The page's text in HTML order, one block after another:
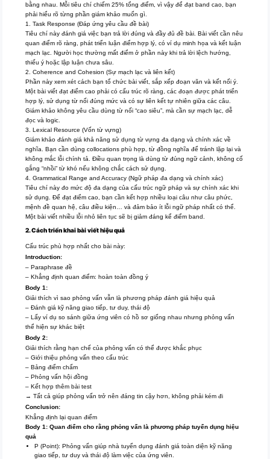
bằng nhau. Mỗi tiêu chí chiếm 25% tổng điểm, vì vậy để đạt band cao, bạn
phải hiểu rõ từng phần giám khảo muốn gì.
1. Task Response (Đáp ứng yêu cầu đề bài)
Tiêu chí này đánh giá việc bạn trả lời đúng và đầy đủ đề bài. Bài viết cần nêu
quan điểm rõ ràng, phát triển luận điểm hợp lý, có ví dụ minh họa và kết luận
mạch lạc. Người học thường mất điểm ở phần này khi trả lời lệch hướng,
thiếu ý hoặc lập luận chưa sâu.
2. Coherence and Cohesion (Sự mạch lạc và liên kết)
Phần này xem xét cách bạn tổ chức bài viết, sắp xếp đoạn văn và kết nối ý.
Một bài viết đạt điểm cao phải có cấu trúc rõ ràng, các đoạn được phát triển
hợp lý, sử dụng từ nối đúng mức và có sự liên kết tự nhiên giữa các câu.
Giám khảo không yêu cầu dùng từ nối “cao siêu”, mà cần sự mạch lạc, dễ
đọc và logic.
3. Lexical Resource (Vốn từ vựng)
Giám khảo đánh giá khả năng sử dụng từ vựng đa dạng và chính xác về
nghĩa. Bạn cần dùng collocations phù hợp, từ đồng nghĩa để tránh lặp lại và
không mắc lỗi chính tả. Điều quan trọng là dùng từ đúng ngữ cảnh, không cố
gắng “nhồi” từ khó nếu không chắc cách sử dụng.
4. Grammatical Range and Accuracy (Ngữ pháp đa dạng và chính xác)
Tiêu chí này đo mức độ đa dạng của cấu trúc ngữ pháp và sự chính xác khi
sử dụng. Để đạt điểm cao, bạn cần kết hợp nhiều loại câu như câu phức,
mệnh đề quan hệ, câu điều kiện… và đảm bảo ít lỗi ngữ pháp nhất có thể.
Một bài viết nhiều lỗi nhỏ liên tục sẽ bị giảm đáng kể điểm band.
2. Cách triển khai bài viết hiệu quả
Cấu trúc phù hợp nhất cho bài này:
Introduction:
– Paraphrase đề
– Khẳng định quan điểm: hoàn toàn đồng ý
Body 1:
Giải thích vì sao phỏng vấn vẫn là phương pháp đánh giá hiệu quả
– Đánh giá kỹ năng giao tiếp, tư duy, thái độ
– Lấy ví dụ so sánh giữa ứng viên có hồ sơ giống nhau nhưng phỏng vấn
thể hiện sự khác biệt
Body 2:
Giải thích rằng hạn chế của phỏng vấn có thể được khắc phục
– Giới thiệu phỏng vấn theo cấu trúc
– Bảng điểm chấm
– Phỏng vấn hội đồng
– Kết hợp thêm bài test
→ Tất cả giúp phỏng vấn trở nên đáng tin cậy hơn, không phải kém đi
Conclusion:
Khẳng định lại quan điểm
Body 1: Quan điểm cho rằng phỏng vấn là phương pháp tuyển dụng hiệu
quả
P (Point): Phỏng vấn giúp nhà tuyển dụng đánh giá toàn diện kỹ năng
giao tiếp, tư duy và thái độ làm việc của ứng viên.